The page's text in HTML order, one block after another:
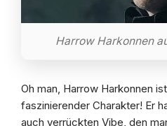
Harrow Harkonnen
Oh man, Harrow Harkonnen
faszinierender Charakter! Er
auch verrückten Vibe, den